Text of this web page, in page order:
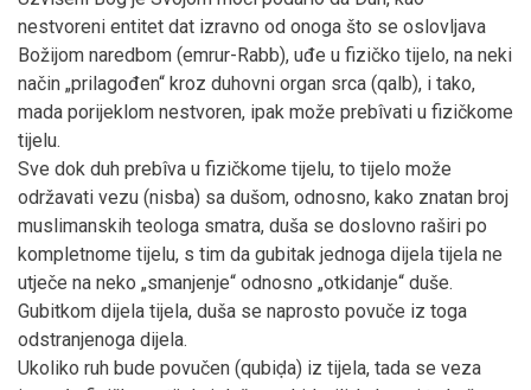
nestvoreni entitet dat izravno od onoga što se oslovljava
Božijom naredbom (emrur-Rabb), uđe u fizičko tijelo, na neki
način „prilagođen“ kroz duhovni organ srca (qalb), i tako,
mada porijeklom nestvoren, ipak može prebîvati u fizičkome
tijelu.
Sve dok duh prebîva u fizičkome tijelu, to tijelo može
održavati vezu (nisba) sa dušom, odnosno, kako znatan broj
muslimanskih teologa smatra, duša se doslovno raširi po
kompletnome tijelu, s tim da gubitak jednoga dijela tijela ne
utječe na neko „smanjenje“ odnosno „otkidanje“ duše.
Gubitkom dijela tijela, duša se naprosto povuče iz toga
odstranjenoga dijela.
Ukoliko ruh bude povučen (qubiḍa) iz tijela, tada se veza